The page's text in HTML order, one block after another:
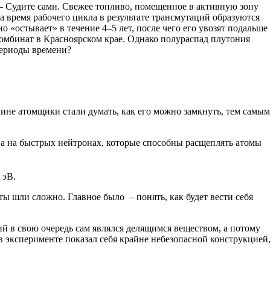
сами. Свежее топливо, помещенное в активную зону
рабочего цикла в результате трансмутаций образуются
в течение 4–5 лет, после чего его увозят подальше
в Красноярском крае. Однако полураспад плутония
времени?
атомщики стали думать, как его можно замкнуть, тем самым
быстрых нейтронах, которые способны расщеплять атомы
эВ.
сложно. Главное было – понять, как будет вести себя
в свою очередь сам являлся делящимся веществом, а потому
показал себя крайне небезопасной конструкцией,